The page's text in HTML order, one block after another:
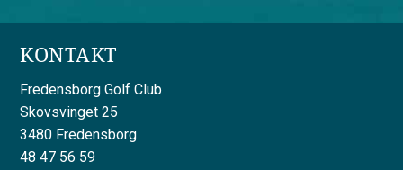
KONTAKT
Fredensborg Golf Club
Skovsvinget 25
3480 Fredensborg
48 47 56 59